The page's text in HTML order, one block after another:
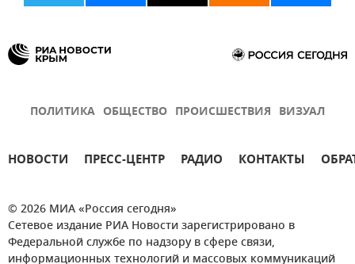
ПОЛИТИКА ОБЩЕСТВО ПРОИСШЕСТВИЯ ВИЗУАЛ
НОВОСТИ ПРЕСС-ЦЕНТР РАДИО КОНТАКТЫ
© 2026 МИА «Россия сегодня»
Сетевое издание РИА Новости зарегистрировано в
Федеральной службе по надзору в сфере связи,
информационных технологий и массовых коммуникаций